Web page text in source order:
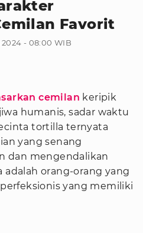
Favorit
- 08:00 WIB
cemilan keripik
humanis, sadar waktu
tortilla ternyata
yang senang
dan mengendalikan
adalah orang-orang yang
yang memiliki